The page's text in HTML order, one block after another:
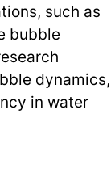
such as
bubble
dynamics,
in water